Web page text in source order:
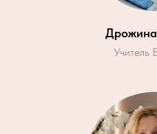
Дрожина
Учитель